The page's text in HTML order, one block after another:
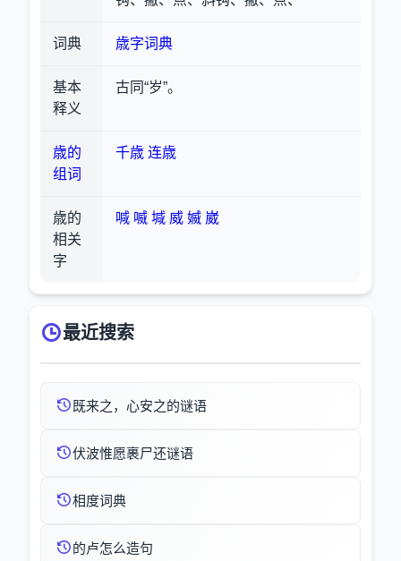
词典 歳字词典
基本
释义
古同“岁”。
歳的
组词
千歳 连歳
歳的
相关
字
喊 喴 堿 威 媙 崴
最近搜索
既来之，心安之的谜语
伏波惟愿裹尸还谜语
相度词典
的卢怎么造句